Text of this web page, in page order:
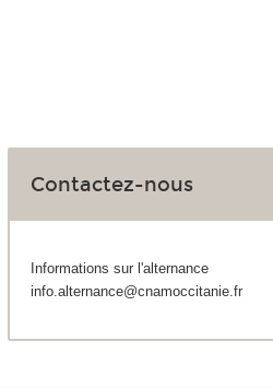
Contactez-nous
Informations sur l'alternance
info.alternance@cnamoccitanie.fr